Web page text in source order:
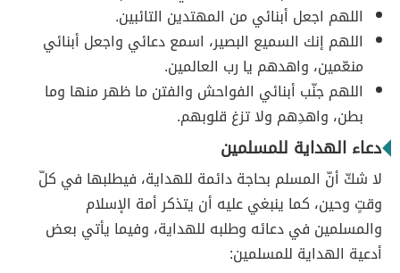
اللهم اجعل أبنائي من المهتدين التائبين.
اللهم إنك السميع البصير، اسمع دعائي واجعل أبنائي
منعّمين، واهدهم يا رب العالمين.
اللهم جنّب أبنائي الفواحش والفتن ما ظهر منها وما
بطن، واهدِهم ولا تزغ قلوبهم.
دعاء الهداية للمسلمين
لا شكّ أنّ المسلم بحاجة دائمة للهداية، فيطلبها في كلّ
وقتٍ وحين، كما ينبغي عليه أن يتذكر أمة الإسلام
والمسلمين في دعائه وطلبه للهداية، وفيما يأتي بعض
أدعية الهداية للمسلمين: